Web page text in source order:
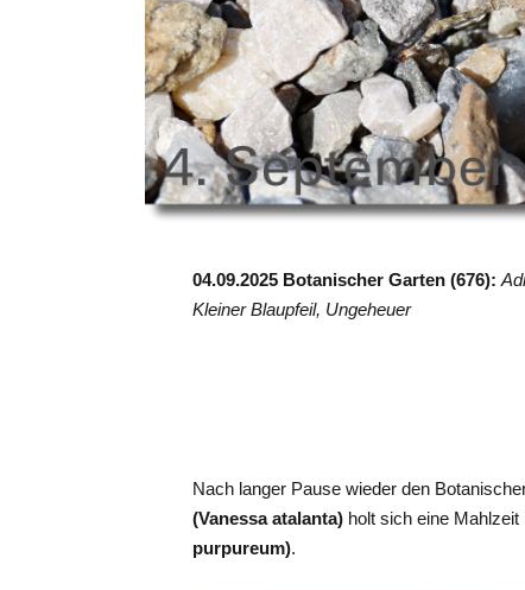
04.09.2025 Botanischer Garten (676):
Kleiner Blaupfeil, Ungeheuer
Nach langer Pause wieder den
(Vanessa atalanta) holt sich eine
purpureum).